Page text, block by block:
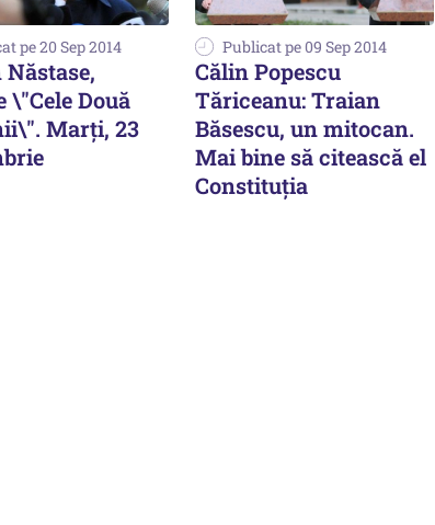
pe 20 Sep 2014
\"Cele Două
Marți, 23
Publicat pe 09 Sep 2014
Călin Popescu
Tăriceanu: Traian
Băsescu, un mitocan.
Mai bine să citească el
Constituția